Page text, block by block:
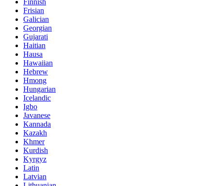
Frisian
Galician
Georgian
Gujarati
Haitian
Hausa
Hawaiian
Hebrew
Hmong
Hungarian
Icelandic
Igbo
Javanese
Kannada
Kazakh
Khmer
Kurdish
Kyrgyz
Latin
Latvian